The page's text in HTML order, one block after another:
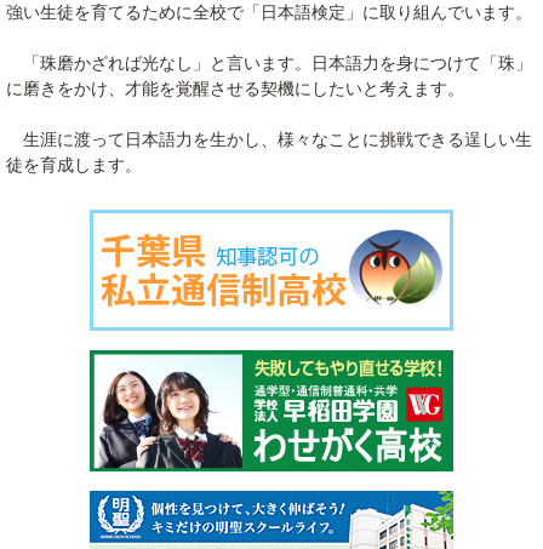
強い生徒を育てるために全校で「日本語検定」に取り組んでいます。
「珠磨かざれば光なし」と言います。日本語力を身につけて「珠」
に磨きをかけ、才能を覚醒させる契機にしたいと考えます。
生涯に渡って日本語力を生かし、様々なことに挑戦できる逞しい生
徒を育成します。